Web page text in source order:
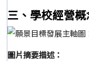
三、學校經營
圖片摘要描述：